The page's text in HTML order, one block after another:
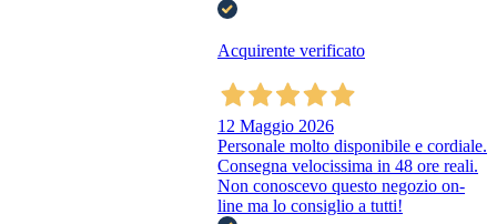
Acquirente verificato
12 Maggio 2026
Personale molto disponibile e cordiale.
Consegna velocissima in 48 ore reali.
Non conoscevo questo negozio on-
line ma lo consiglio a tutti!